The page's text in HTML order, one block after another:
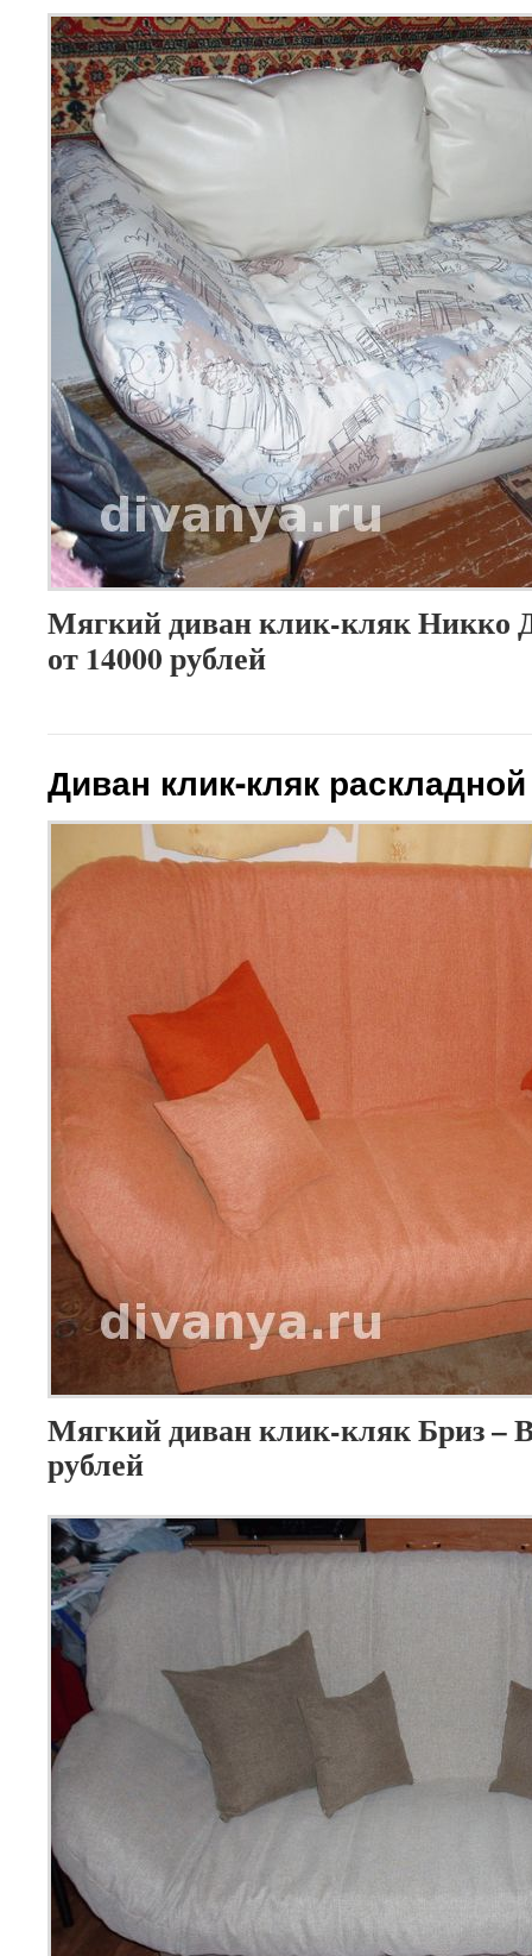
Мягкий диван клик-кляк Никко
от 14000 рублей
Диван клик-кляк
Мягкий диван клик-кляк Бриз –
рублей